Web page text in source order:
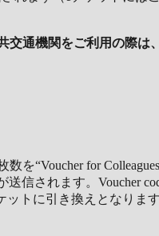
交通機関をご利用の際は
を“Voucher for
信されます。Voucher
トに引き換えとなります